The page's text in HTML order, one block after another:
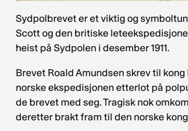
Sydpolbrevet er et viktig og
Scott og den britiske
heist på Sydpolen i desember 1911.
Brevet Roald Amundsen skrev til
norske ekspedisjonen etterlot på
de brevet med seg. Tragisk nok
deretter brakt fram til den norske